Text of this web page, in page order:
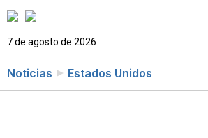
7 de agosto de 2026
Noticias Estados Unidos